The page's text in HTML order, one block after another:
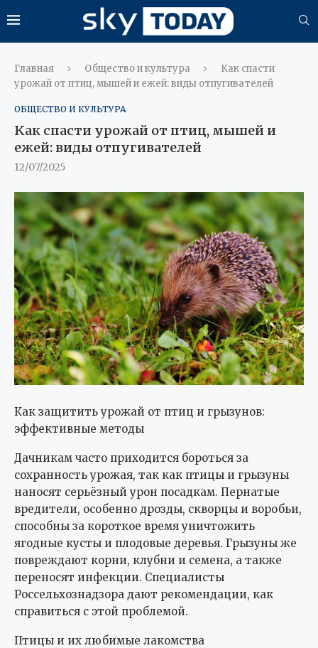
Главная Общество и культура
Как спасти
урожай от птиц, мышей и ежей: виды отпугивателей
ОБЩЕСТВО И КУЛЬТУРА
Как спасти урожай от птиц, мышей и
ежей: виды отпугивателей
12/07/2025
Как защитить урожай от птиц и грызунов:
эффективные методы
Дачникам часто приходится бороться за
сохранность урожая, так как птицы и грызуны
наносят серьёзный урон посадкам. Пернатые
вредители, особенно дрозды, скворцы и воробьи,
способны за короткое время уничтожить
ягодные кусты и плодовые деревья. Грызуны же
повреждают корни, клубни и семена, а также
переносят инфекции. Специалисты
Россельхознадзора дают рекомендации, как
справиться с этой проблемой.
Птицы и их любимые лакомства